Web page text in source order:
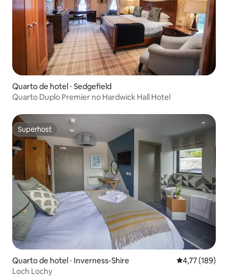
Quarto de hotel ⋅ Sedgefield
Quarto Duplo Premier no Hardwick Hall Hotel
Superhost
Superhost
Quarto de hotel ⋅ Inverness-Shire 4,77 de uma
4,77 (189)
Loch Lochy